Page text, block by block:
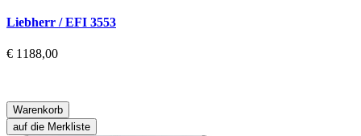
Liebherr / EFI 3553
€ 1188,00
Warenkorb
auf die Merkliste